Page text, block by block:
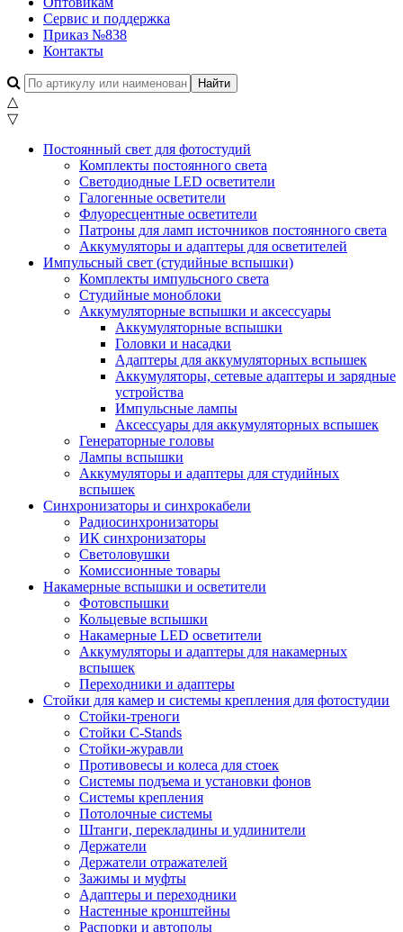
Сервис и поддержка
Приказ №838
Контакты
△
▽
Постоянный свет для фотостудий
Комплекты постоянного света
Светодиодные LED осветители
Галогенные осветители
Флуоресцентные осветители
Патроны для ламп источников постоянного света
Аккумуляторы и адаптеры для осветителей
Импульсный свет (студийные вспышки)
Комплекты импульсного света
Студийные моноблоки
Аккумуляторные вспышки и аксессуары
Аккумуляторные вспышки
Головки и насадки
Адаптеры для аккумуляторных вспышек
Аккумуляторы, сетевые адаптеры и зарядные
устройства
Импульсные лампы
Аксессуары для аккумуляторных вспышек
Генераторные головы
Лампы вспышки
Аккумуляторы и адаптеры для студийных
вспышек
Синхронизаторы и синхрокабели
Радиосинхронизаторы
ИК синхронизаторы
Светоловушки
Комиссионные товары
Накамерные вспышки и осветители
Фотовспышки
Кольцевые вспышки
Накамерные LED осветители
Аккумуляторы и адаптеры для накамерных
вспышек
Переходники и адаптеры
Стойки для камер и системы крепления для фотостудии
Стойки-треноги
Стойки C-Stands
Стойки-журавли
Противовесы и колеса для стоек
Системы подъема и установки фонов
Системы крепления
Потолочные системы
Штанги, перекладины и удлинители
Держатели
Держатели отражателей
Зажимы и муфты
Адаптеры и переходники
Настенные кронштейны
Распорки и автополы